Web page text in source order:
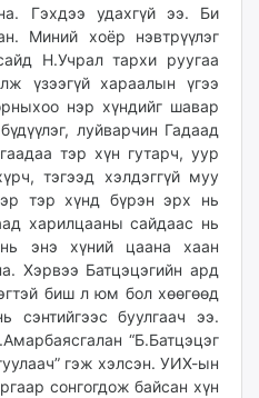
Гэхдээ удахгүй ээ. Би
Миний хоёр нэвтрүүлэг
Н.Учрал тархи руугаа
үзээгүй хараалын үгээ
нэр хүндийг шавар
луйварчин Гадаад
тэр хүн гутарч, уур
тэгээд хэлдэггүй муу
тэр хүнд бүрэн эрх нь
харилцааны сайдаас нь
энэ хүний цаана хаан
Хэрвээ Батцэцэгийн ард
биш л юм бол хөөгөөд
сэнтийгээс буулгаач ээ.
“Б.Батцэцэг
гэж хэлсэн. УИХ-ын
сонгогдож байсан хүн